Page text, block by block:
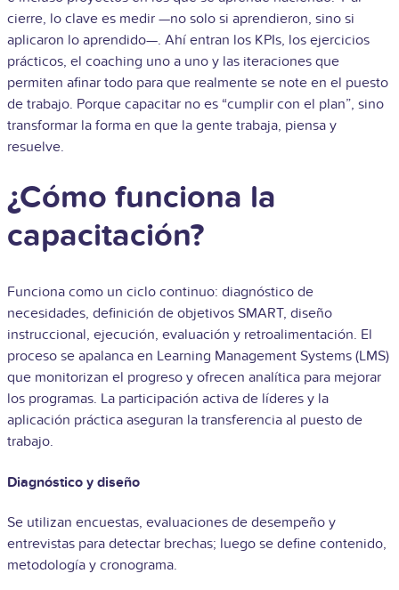
cierre, lo clave es medir —no solo si aprendieron, sino si
aplicaron lo aprendido—. Ahí entran los KPIs, los ejercicios
prácticos, el coaching uno a uno y las iteraciones que
permiten afinar todo para que realmente se note en el puesto
de trabajo. Porque capacitar no es “cumplir con el plan”, sino
transformar la forma en que la gente trabaja, piensa y
resuelve.
¿Cómo funciona la
capacitación?
Funciona como un ciclo continuo: diagnóstico de
necesidades, definición de objetivos SMART, diseño
instruccional, ejecución, evaluación y retroalimentación. El
proceso se apalanca en Learning Management Systems (LMS)
que monitorizan el progreso y ofrecen analítica para mejorar
los programas. La participación activa de líderes y la
aplicación práctica aseguran la transferencia al puesto de
trabajo.
Diagnóstico y diseño
Se utilizan encuestas, evaluaciones de desempeño y
entrevistas para detectar brechas; luego se define contenido,
metodología y cronograma.